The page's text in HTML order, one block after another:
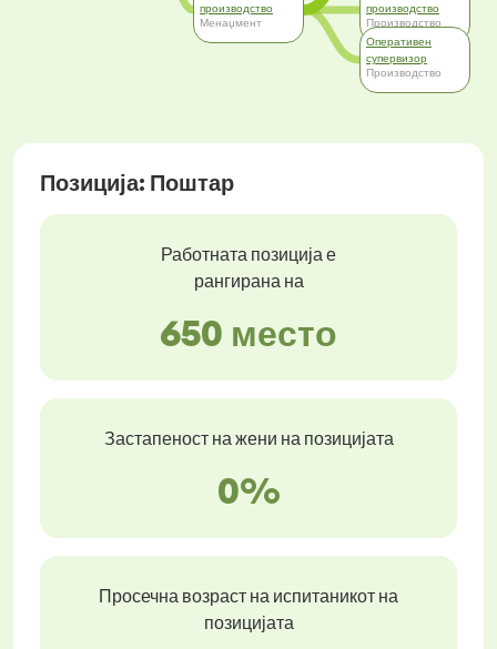
производство
Менаџмент
производство
Производство
Оперативен
супервизор
Производство
Позиција: Поштар
Работната позиција е
рангирана на
650 место
Застапеност на жени на позицијата
0%
Просечна возраст на испитаникот на
позицијата